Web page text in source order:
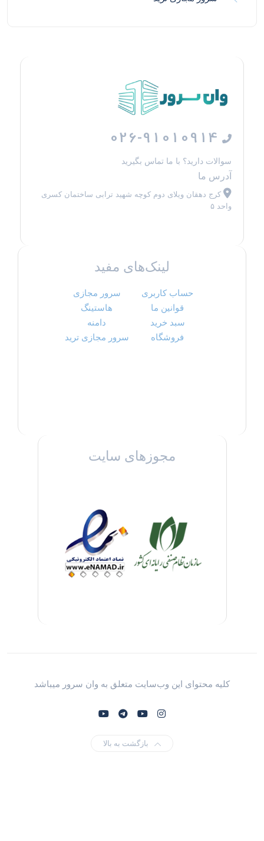
026-91010914
سوالات دارید؟ با ما تماس بگیرید
آدرس ما
کرج دهقان ویلای دوم کوچه شهید ترابی ساختمان کسری
واحد ۵
لینک‌های مفید
حساب کاربری
قوانین ما
سبد خرید
فروشگاه
سرور مجازی
هاستینگ
دامنه
سرور مجازی ترید
مجوزهای سایت
کلیه محتوای این وب‌سایت متعلق به وان سرور میباشد
بازگشت به بالا